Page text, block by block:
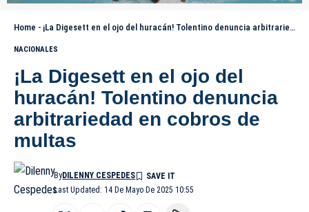
Home - ¡La Digesett en el ojo del huracán! Tolentino denuncia arbitrariedad en cobros de multas
NACIONALES
¡La Digesett en el ojo del
huracán! Tolentino denuncia
arbitrariedad en cobros de
multas
Last Updated: 14 De Mayo De 2025 10:55
ByDILENNY CESPEDES